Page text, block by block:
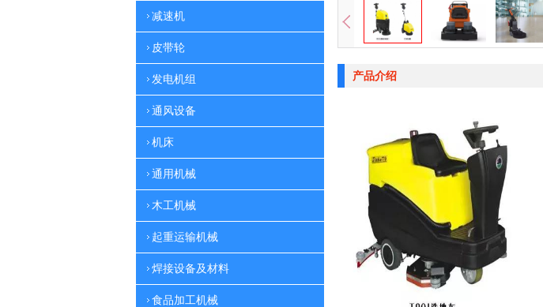
减速机
皮带轮
发电机组
通风设备
机床
通用机械
木工机械
起重运输机械
焊接设备及材料
食品加工机械
产品介绍